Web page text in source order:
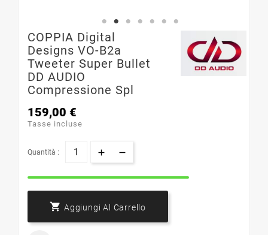
COPPIA Digital
Designs VO-B2a
Tweeter Super Bullet
DD AUDIO
Compressione Spl
159,00 €
Tasse incluse
Quantità :
 Aggiungi Al Carrello